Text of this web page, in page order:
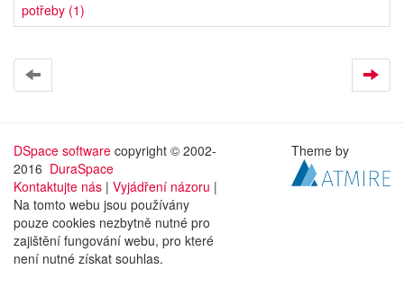
potřeby (1)
DSpace software copyright © 2002-
2016 DuraSpace
Kontaktujte nás | Vyjádření názoru |
Na tomto webu jsou používány
pouze cookies nezbytně nutné pro
zajištění fungování webu, pro které
není nutné získat souhlas.
Theme by